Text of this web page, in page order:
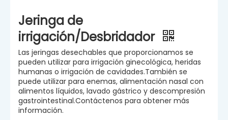
Jeringa de
irrigación/Desbridador
Las jeringas desechables que proporcionamos se
pueden utilizar para irrigación ginecológica, heridas
humanas o irrigación de cavidades.También se
puede utilizar para enemas, alimentación nasal con
alimentos líquidos, lavado gástrico y descompresión
gastrointestinal.Contáctenos para obtener más
información.